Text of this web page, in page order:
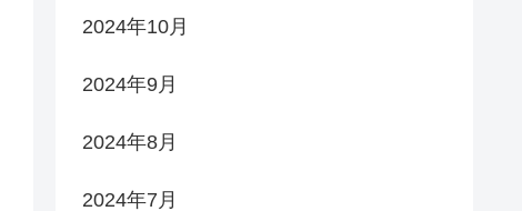
2024年10月
2024年9月
2024年8月
2024年7月